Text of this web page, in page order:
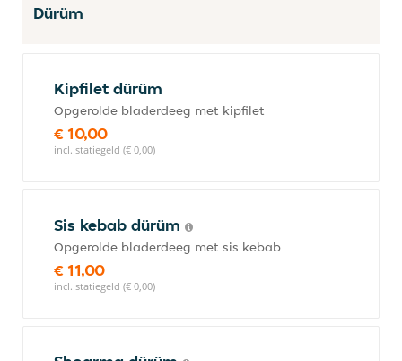
Dürüm
Kipfilet dürüm
Opgerolde bladerdeeg met kipfilet
€ 10,00
incl. statiegeld (€ 0,00)
Sis kebab dürüm
Opgerolde bladerdeeg met sis kebab
€ 11,00
incl. statiegeld (€ 0,00)